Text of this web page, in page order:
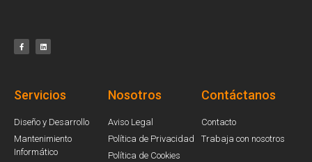
Servicios
Diseño y Desarrollo
Mantenimiento
Informático
Nosotros
Aviso Legal
Política de Privacidad
Política de Cookies
Contáctanos
Contacto
Trabaja con nosotros